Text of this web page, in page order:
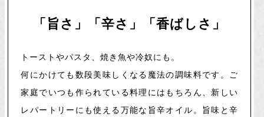
「旨さ」「辛さ」「香ばしさ」
トーストやパスタ、焼き魚や冷奴にも。
何にかけても数段美味しくなる魔法の調味料です。ご
家庭でいつも作られている料理にはもちろん、新しい
レパートリーにも使える万能な旨辛オイル。旨味と辛